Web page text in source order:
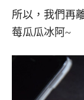
所以，我們再
莓瓜瓜冰阿~